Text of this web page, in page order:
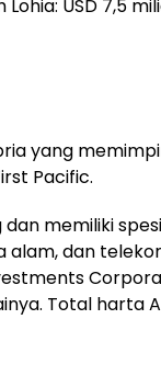
USD 7,5
yang
Pacific.
memiliki
dan
Total harta